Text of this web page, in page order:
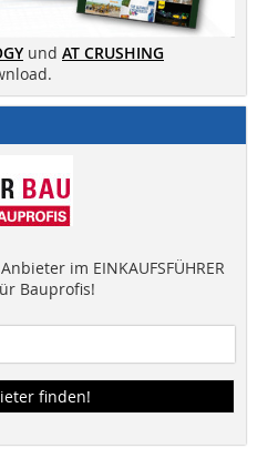
und AT CRUSHING
im EINKAUFSFÜHRER
Bauprofis!
finden!